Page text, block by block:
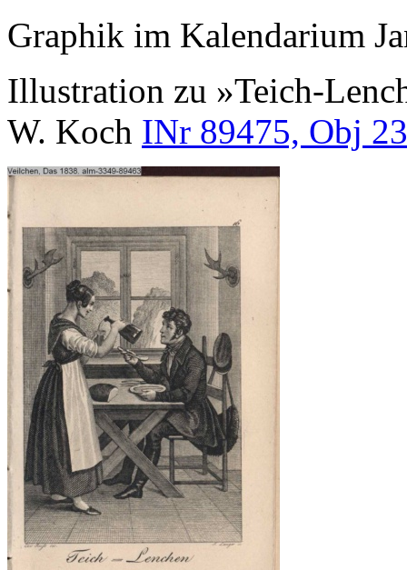
Graphik im Kalendarium
Illustration zu »Teich-
W. Koch INr 89475, Obj 23